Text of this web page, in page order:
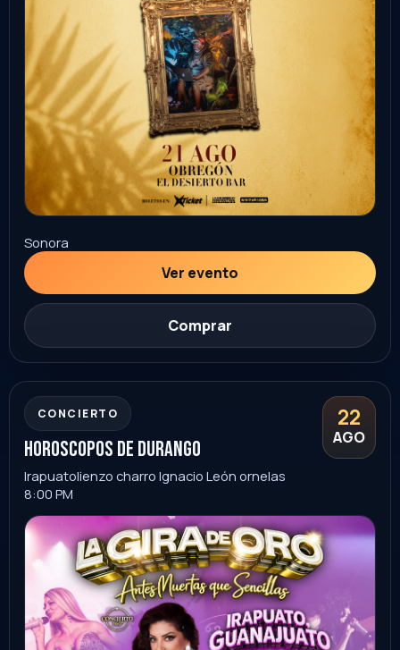
Sonora
Ver evento
Comprar
noche suprema
HermosilloCentro de Usos Múltiples5:00 PM AGO